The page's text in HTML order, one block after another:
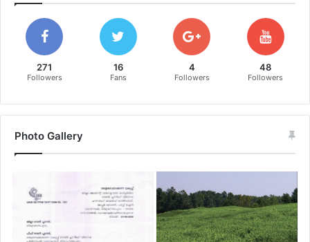
271
Followers
16
Fans
4
Followers
48
Followers
Photo Gallery